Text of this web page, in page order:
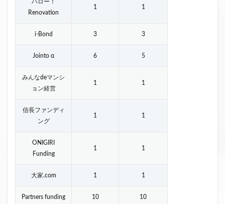
ハロー！
Renovation
1 1
i-Bond 3 3
Jointo α 6 5
みんなdeマンシ
ョン経営
1 1
信長ファンディ
ング
1 1
ONIGIRI
Funding
1 1
大家.com 1 1
Partners funding 10 10